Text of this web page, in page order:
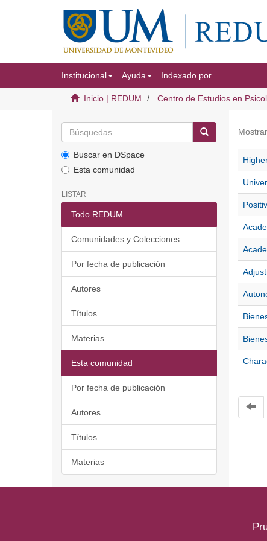
Institucional Ayuda Indexado por
Inicio | REDUM Centro de Estudios en
Buscar en DSpace
Esta comunidad
LISTAR
Todo REDUM
Comunidades y Colecciones
Por fecha de publicación
Autores
Títulos
Materias
Esta comunidad
Por fecha de publicación
Autores
Títulos
Materias